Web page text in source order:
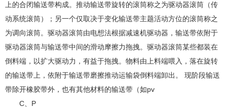
上的合闭输送带构成。推动输送带旋转的滚筒称之为驱动器滚筒（传
动系统滚筒）；另一个仅取决于变化输送带主题活动方位的滚筒称之
为调向滚筒。驱动器滚筒由电想法根据减速机驱动器，输送带依附于
驱动器滚筒与输送带中间的滑动摩擦力拖拽。驱动器滚筒某些都装在
倒料端，以扩大驱动力，有益于拖拽。物料由上料端喂入，落在旋转
的输送带上，依附于输送带磨擦推动运输袋倒料端卸出。 现阶段输送
带除开橡胶带外，也有其他材料的输送带（如pv
C、P